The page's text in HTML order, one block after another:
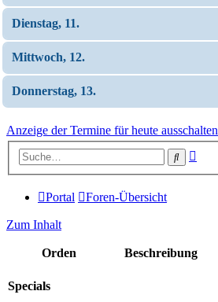
Dienstag, 11.
Mittwoch, 12.
Donnerstag, 13.
Anzeige der Termine für heute ausschalten
Suche
Portal Foren-Übersicht
Zum Inhalt
Orden Beschreibung
Specials